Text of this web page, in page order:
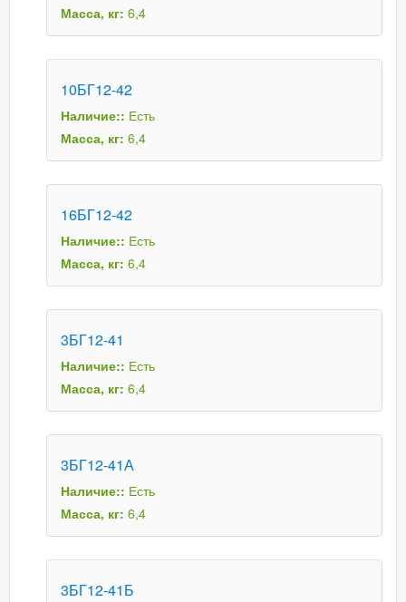
Масса, кг: 6,4
10БГ12-42
Наличие:: Есть
Масса, кг: 6,4
16БГ12-42
Наличие:: Есть
Масса, кг: 6,4
3БГ12-41
Наличие:: Есть
Масса, кг: 6,4
3БГ12-41А
Наличие:: Есть
Масса, кг: 6,4
3БГ12-41Б